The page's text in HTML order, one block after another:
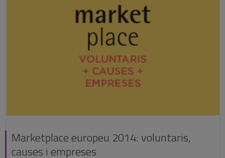
Marketplace europeu 2014: voluntaris,
causes i empreses